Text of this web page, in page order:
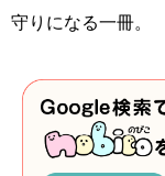
守りになる一冊。